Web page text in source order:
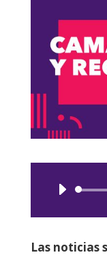
Las noticias